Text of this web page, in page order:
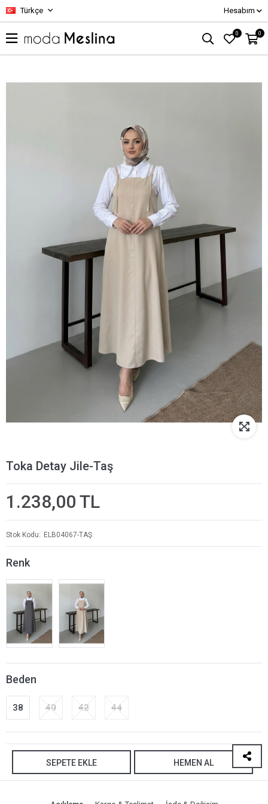
Türkçe Hesabım
0 0
Toka Detay Jile-Taş
1.238,00 TL
Stok Kodu ELB04067-TAŞ
Renk
Beden
38 40 42 44
SEPETE EKLE HEMEN AL